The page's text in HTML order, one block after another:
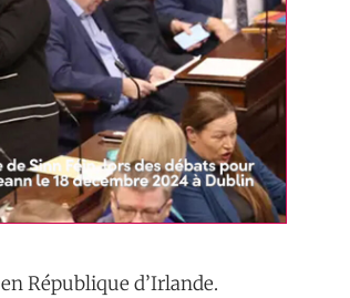
République d’Irlande.